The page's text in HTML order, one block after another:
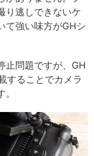
り逃しできないケ
て強い味方がGHシ
止問題ですが、GH
することでカメラ